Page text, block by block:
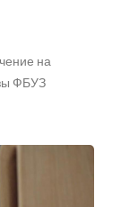
на
ФБУЗ